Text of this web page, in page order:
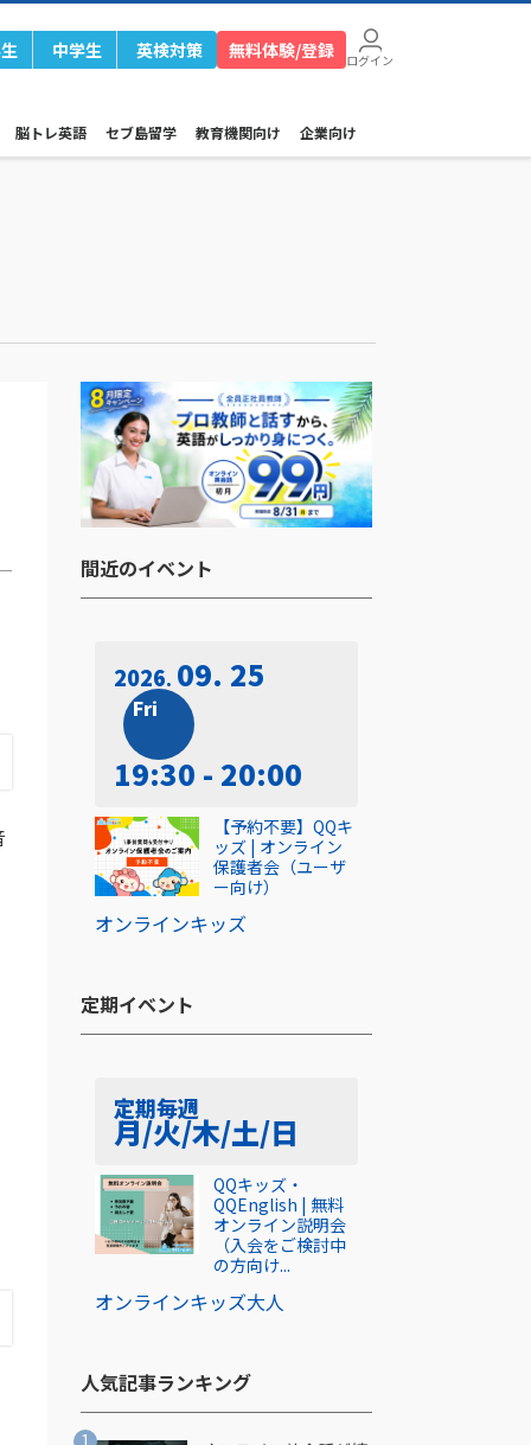
中学生 英検対策 無料体験/登録 ログイン
脳トレ英語 セブ島留学 教育機関向け 企業向け
間近のイベント​
2026 09. 25
Fri
19:30 - 20:00
オンラインキッズ
【予約不要】QQキ
ッズ | オンライン
保護者会（ユーザ
ー向け）
定期イベント​
定期毎週
月/火/木/土/日
オンラインキッズ大人
QQキッズ・
QQEnglish | 無料
オンライン説明会
（入会をご検討中
の方向け...
人気記事ランキング​